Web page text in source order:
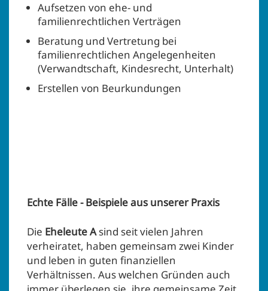
Aufsetzen von ehe- und
familienrechtlichen Verträgen
Beratung und Vertretung bei
familienrechtlichen Angelegenheiten
(Verwandtschaft, Kindesrecht, Unterhalt)
Erstellen von Beurkundungen
Echte Fälle - Beispiele aus unserer Praxis
Die Eheleute Asind seit vielen Jahren
verheiratet, haben gemeinsam zwei Kinder
und leben in guten finanziellen
Verhältnissen. Aus welchen Gründen auch